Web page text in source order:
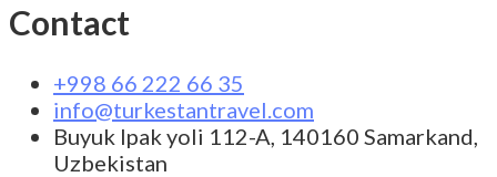
Contact
+998 66 222 66 35
info@turkestantravel.com
Buyuk Ipak yoli 112-A, 140160 Samarkand,
Uzbekistan